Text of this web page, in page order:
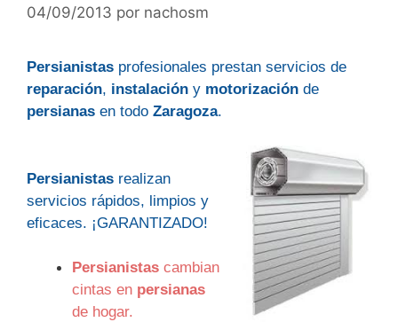
04/09/2013 por nachosm
Persianistas profesionales prestan servicios de
reparación, instalación y motorización de
persianas en todo Zaragoza.
Persianistas realizan
servicios rápidos, limpios y
eficaces. ¡GARANTIZADO!
Persianistas cambian
cintas en persianas
de hogar.